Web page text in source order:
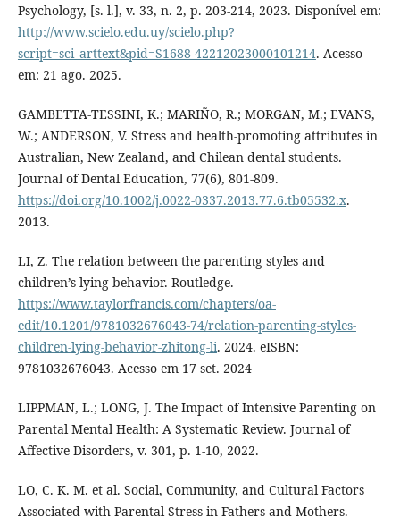
Psychology, [s. l.], v. 33, n. 2, p. 203-214, 2023. Disponível em:
http://www.scielo.edu.uy/scielo.php?
script=sci_arttext&pid=S1688-42212023000101214. Acesso
em: 21 ago. 2025.
GAMBETTA-TESSINI, K.; MARIÑO, R.; MORGAN, M.; EVANS,
W.; ANDERSON, V. Stress and health-promoting attributes in
Australian, New Zealand, and Chilean dental students.
Journal of Dental Education, 77(6), 801-809.
https://doi.org/10.1002/j.0022-0337.2013.77.6.tb05532.x.
2013.
LI, Z. The relation between the parenting styles and
children’s lying behavior. Routledge.
https://www.taylorfrancis.com/chapters/oa-
edit/10.1201/9781032676043-74/relation-parenting-styles-
children-lying-behavior-zhitong-li. 2024. eISBN:
9781032676043. Acesso em 17 set. 2024
LIPPMAN, L.; LONG, J. The Impact of Intensive Parenting on
Parental Mental Health: A Systematic Review. Journal of
Affective Disorders, v. 301, p. 1-10, 2022.
LO, C. K. M. et al. Social, Community, and Cultural Factors
Associated with Parental Stress in Fathers and Mothers.